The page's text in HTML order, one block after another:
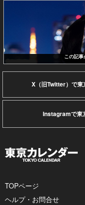
この記
X（旧Twitter）で東
Instagramで東
TOPページ
ヘルプ・お問合せ